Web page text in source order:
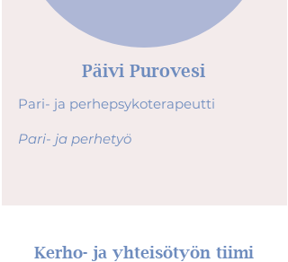
Päivi Purovesi
Pari- ja perhepsykoterapeutti
Pari- ja perhetyö
Kerho- ja yhteisötyön tiimi